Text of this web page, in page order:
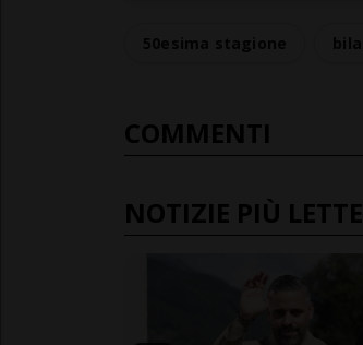
COMMENTI
NOTIZIE PIÙ LETTE